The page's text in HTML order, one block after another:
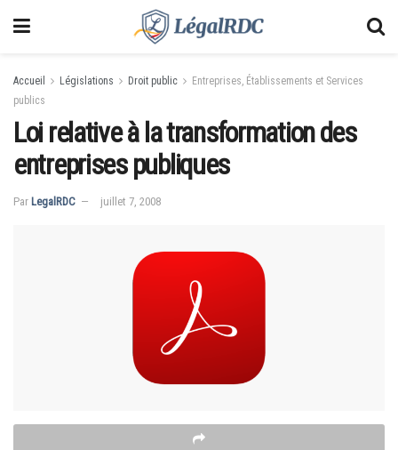
Accueil Législations Droit public
Entreprises, Établissements et Services
publics
Loi relative à la transformation des
entreprises publiques
Par LegalRDC juillet 7, 2008